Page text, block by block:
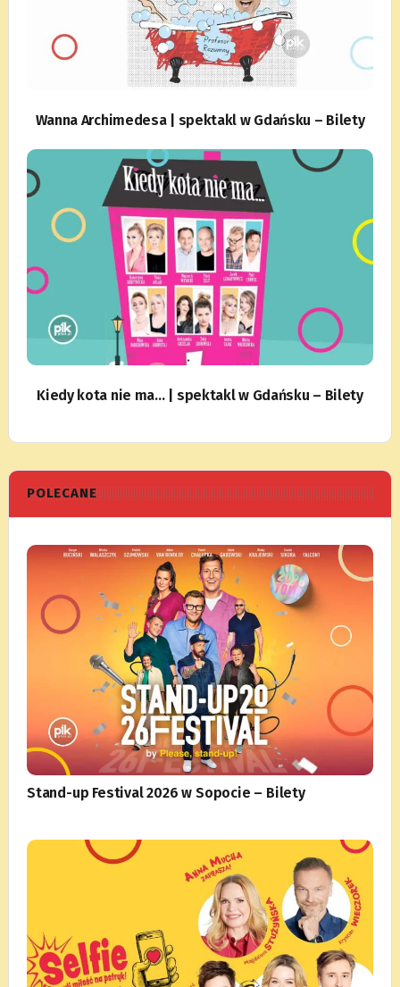
Wanna Archimedesa | spektakl w Gdańsku – Bilety
Kiedy kota nie ma… | spektakl w Gdańsku – Bilety
POLECANE
Stand-up Festival 2026 w Sopocie – Bilety